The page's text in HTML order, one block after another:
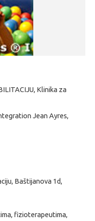
Klinika za
Jean Ayres,
Baštijanova 1d,
fizioterapeutima,